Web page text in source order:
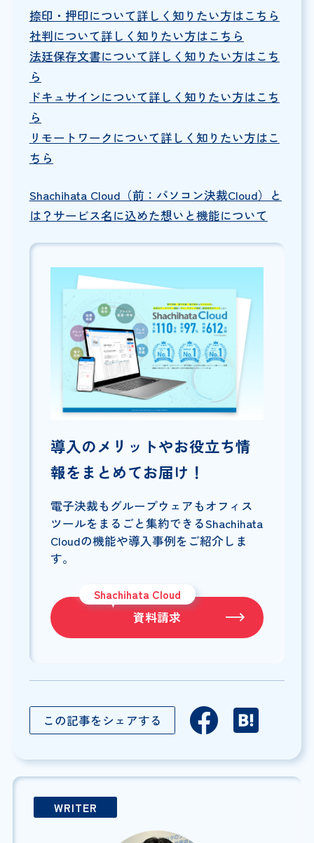
捺印・押印について詳しく知りたい方はこちら
社判について詳しく知りたい方はこちら
法廷保存文書について詳しく知りたい方はこち
ら
ドキュサインについて詳しく知りたい方はこち
ら
リモートワークについて詳しく知りたい方はこ
ちら
Shachihata Cloud（前：パソコン決裁Cloud）と
は？サービス名に込めた想いと機能について
導入のメリットやお役立ち情
報をまとめてお届け！
電子決裁もグループウェアもオフィス
ツールをまるごと集約できるShachihata
Cloudの機能や導入事例をご紹介しま
す。
Shachihata Cloud
資料請求
この記事をシェアする
WRITER